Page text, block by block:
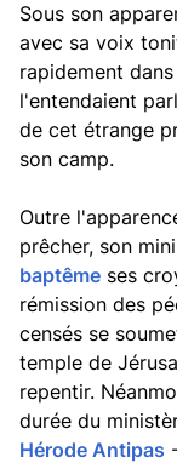
Sous son
avec sa voix
rapidement
l'entendaient
de cet étrange
son camp.
Outre
prêcher, son
baptême ses
rémission des
censés se
temple de
repentir.
durée du
Hérode Antipas